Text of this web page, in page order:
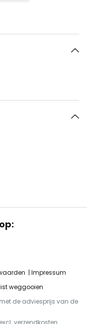
Impressum
weggooien
de adviesprijs van de
verzendkosten.